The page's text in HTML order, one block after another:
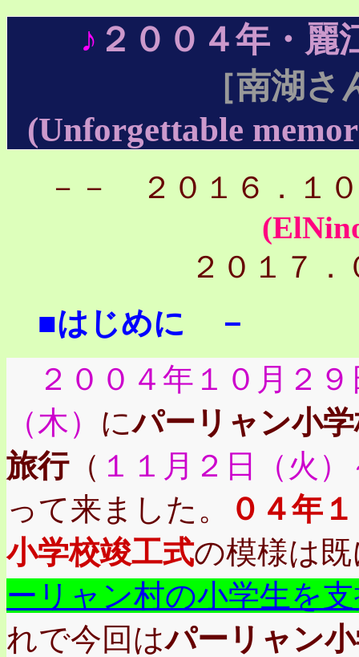
♪ ２００４年・麗
［南湖
(Unforgettable
－－ ２０１６．１
２０１７
■はじめに －
２００４年１０月２
（木） にパーリャン小
旅行（ １１月２日（火
って来ました。
０４年
小学校竣工式の模様は
ーリャン村の小学生を
れで今回はパーリャン